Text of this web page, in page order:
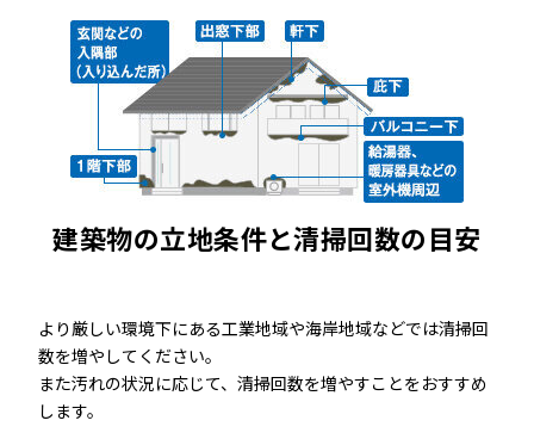
建築物の立地条件と清掃回数の目安
より厳しい環境下にある工業地域や海岸地域などでは清掃回
数を増やしてください。
また汚れの状況に応じて、清掃回数を増やすことをおすすめ
します。